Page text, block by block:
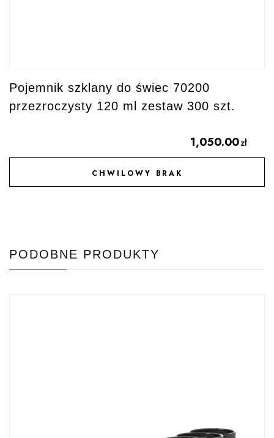
Pojemnik szklany do świec 70200
przezroczysty 120 ml zestaw 300 szt.
1,050.00zł
CHWILOWY BRAK
DODAJ DO ULUBIONYCH
PODOBNE PRODUKTY